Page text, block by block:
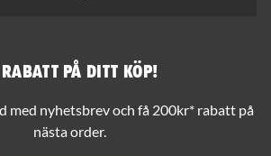
rabatt på ditt köp!
med nyhetsbrev och få 200kr* rabatt på
nästa order.